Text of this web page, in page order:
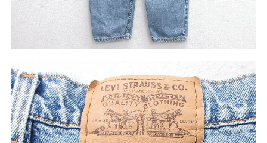
すべてのマニアックを見る
Search by Period年代から探す
90年代 80年代 70年代